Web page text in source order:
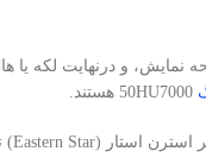
و درنهایت لکه